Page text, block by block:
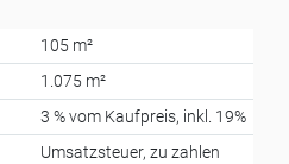
105 m²
1.075 m²
3 % vom Kaufpreis, inkl. 19%
Umsatzsteuer, zu zahlen